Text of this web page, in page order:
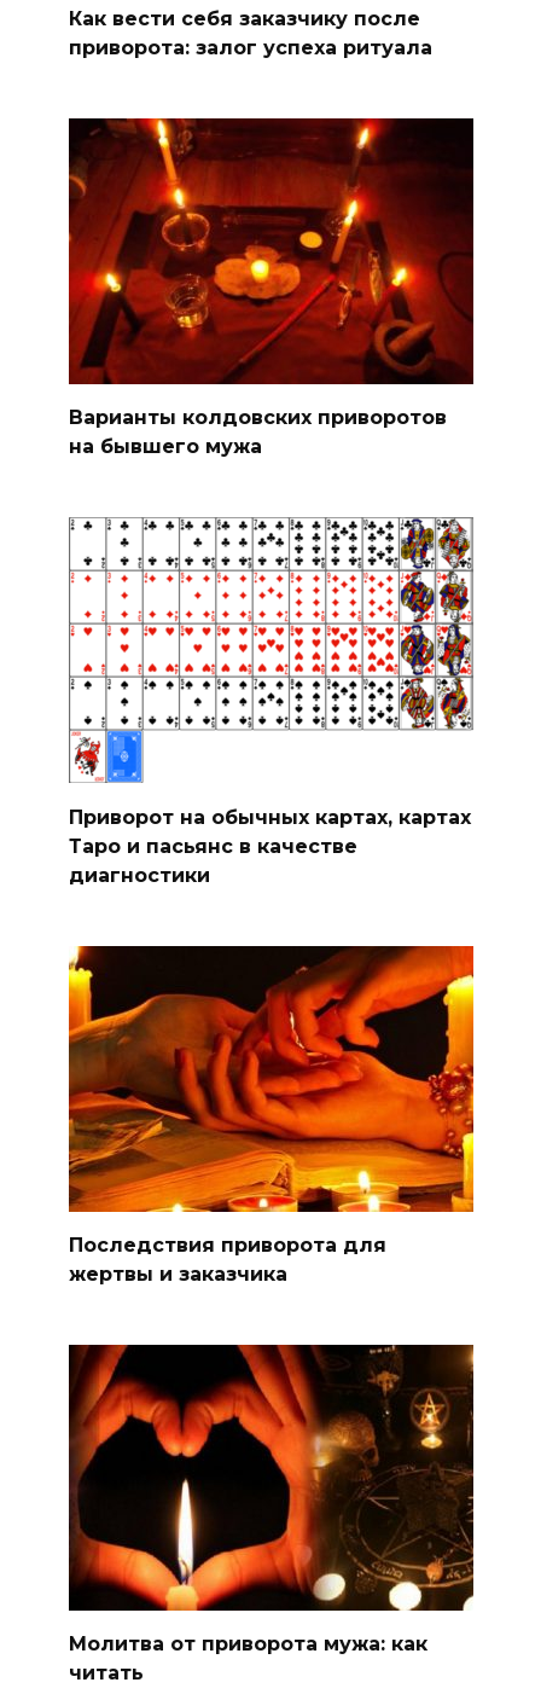
Как вести себя заказчику после
приворота: залог успеха ритуала
Варианты колдовских приворотов
на бывшего мужа
Приворот на обычных картах, картах
Таро и пасьянс в качестве
диагностики
Последствия приворота для
жертвы и заказчика
Молитва от приворота мужа: как
читать